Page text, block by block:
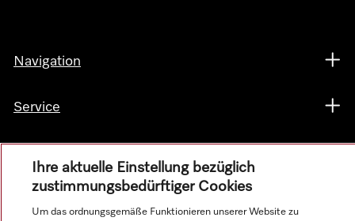
Navigation
Service
Ihre aktuelle Einstellung bezüglich
zustimmungsbedürftiger Cookies
Um das ordnungsgemäße Funktionieren unserer Website zu